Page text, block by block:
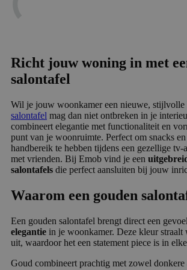
Richt jouw woning in met
salontafel
Wil je jouw woonkamer een nieuwe, stijlvolle
salontafel mag dan niet ontbreken in je
combineert elegantie met functionaliteit en
punt van je woonruimte. Perfect om snacks
handbereik te hebben tijdens een gezellige tv-
met vrienden. Bij Emob vind je een
salontafels die perfect aansluiten bij jouw
Waarom een gouden
Een gouden salontafel brengt direct een
elegantie in je woonkamer. Deze kleur
uit, waardoor het een statement piece is in
Goud combineert prachtig met zowel donkere